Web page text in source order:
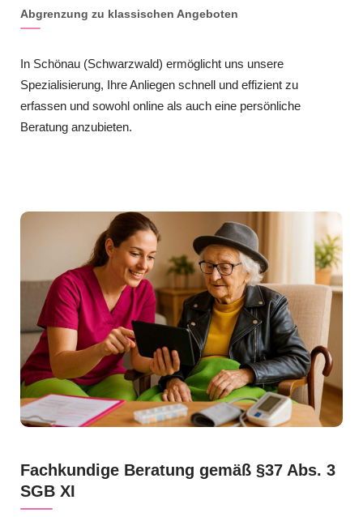
Abgrenzung zu klassischen Angeboten
In Schönau (Schwarzwald) ermöglicht uns unsere
Spezialisierung, Ihre Anliegen schnell und effizient zu
erfassen und sowohl online als auch eine persönliche
Beratung anzubieten.
Fachkundige Beratung gemäß §37 Abs. 3
SGB XI